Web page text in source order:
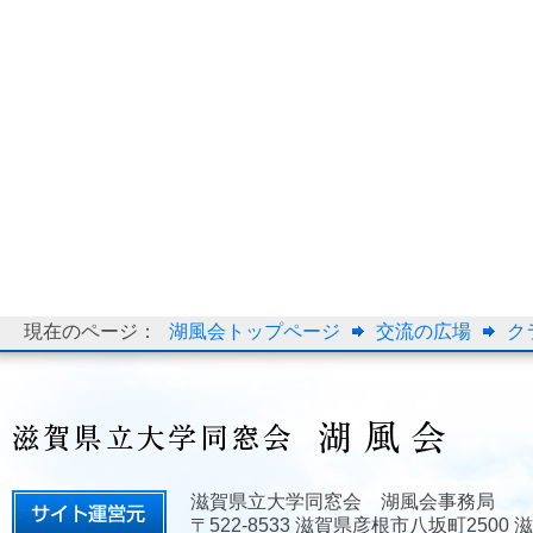
現在のページ： 湖風会トップページ 交流の広場 ク
滋賀県立大学同窓会 湖風会事務局
〒522-8533 滋賀県彦根市八坂町2500